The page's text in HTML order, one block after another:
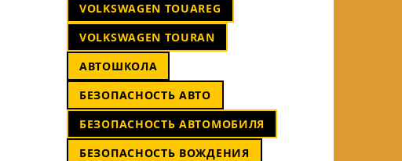
VOLKSWAGEN TOUAREG
VOLKSWAGEN TOURAN
АВТОШКОЛА
БЕЗОПАСНОСТЬ АВТО
БЕЗОПАСНОСТЬ АВТОМОБИЛЯ
БЕЗОПАСНОСТЬ ВОЖДЕНИЯ